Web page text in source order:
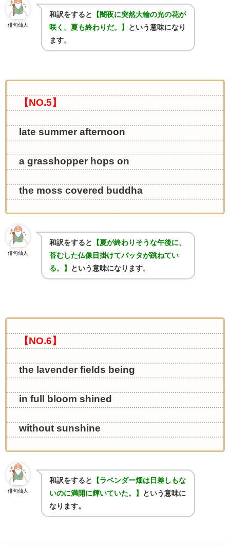
俳句仙人
和訳をすると
【闇夜に突然大輪の光の花が
咲く。夏も終わりだ。】
という意味になり
ます。
【NO.5】
late summer afternoon
a grasshopper hops on
the moss covered buddha
俳句仙人
和訳をすると
【夏が終わりそうな午後に、
苔むした仏像目掛けてバッタが跳ねてい
る。】
という意味になります。
【NO.6】
the lavender fields being
in full bloom shined
without sunshine
俳句仙人
和訳をすると
【ラベンダー畑は日差しもな
いのに満開に輝いていた。】
という意味に
なります。